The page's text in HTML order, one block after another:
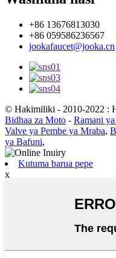
+86 13676813030
+86 059586236567
jookafaucet@jooka.cn
© Hakimiliki - 2010-2022 :
Bidhaa za Moto - Ramani
Valve ya Pembe ya Mraba,
ya Bafuni,
Kutuma barua pepe
x